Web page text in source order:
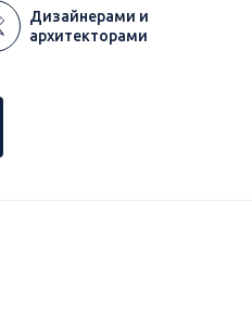
Дизайнерами и
архитекторами